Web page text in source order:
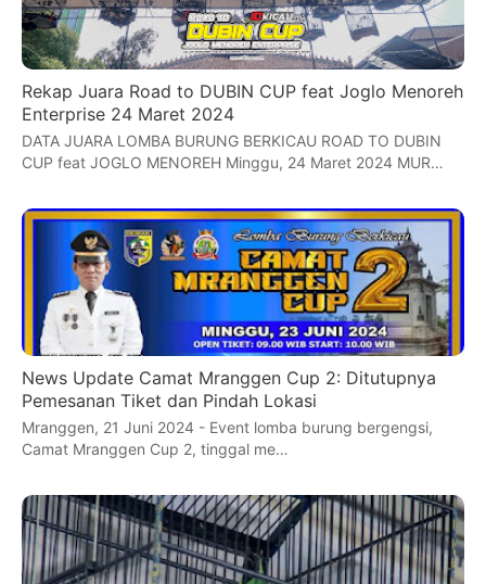
Rekap Juara Road to DUBIN CUP feat Joglo Menoreh
Enterprise 24 Maret 2024
DATA JUARA LOMBA BURUNG BERKICAU ROAD TO DUBIN
CUP feat JOGLO MENOREH Minggu, 24 Maret 2024 MUR…
News Update Camat Mranggen Cup 2: Ditutupnya
Pemesanan Tiket dan Pindah Lokasi
Mranggen, 21 Juni 2024 - Event lomba burung bergengsi,
Camat Mranggen Cup 2, tinggal me…